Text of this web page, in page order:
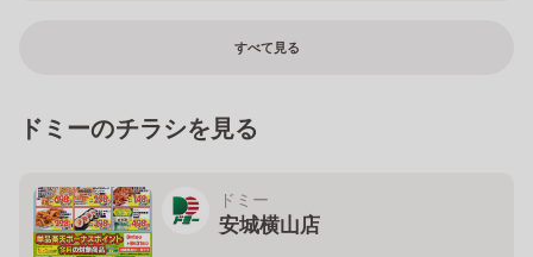
すべて見る
ドミーのチラシを見る
ドミー
安城横山店